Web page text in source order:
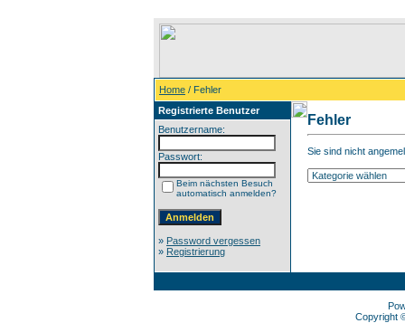
Home / Fehler
Registrierte Benutzer
Benutzername:
Passwort:
Beim nächsten Besuch
automatisch anmelden?
» Password vergessen
» Registrierung
Fehler
Sie sind nicht
Copyright